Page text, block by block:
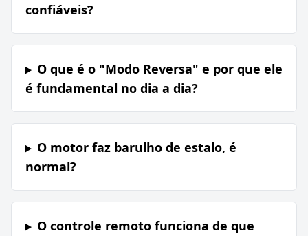
confiáveis?
O que é o "Modo Reversa" e por que ele
é fundamental no dia a dia?
O motor faz barulho de estalo, é
normal?
O controle remoto funciona de que